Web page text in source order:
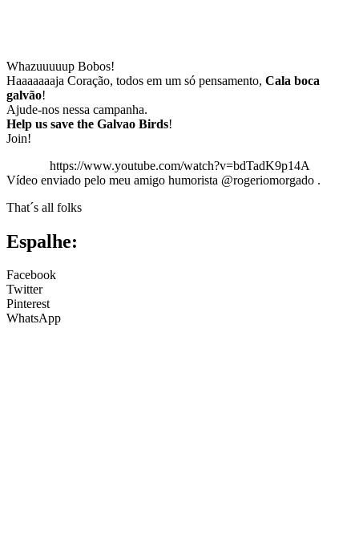
Whazuuuuup Bobos!
Haaaaaaaja Coração, todos em um só pensamento, Cala boca
galvão!
Ajude-nos nessa campanha.
Help us save the Galvao Birds!
Join!
https://www.youtube.com/watch?v=bdTadK9p14A
Vídeo enviado pelo meu amigo humorista @rogeriomorgado .
That´s all folks
Espalhe:
Facebook
Twitter
Pinterest
WhatsApp